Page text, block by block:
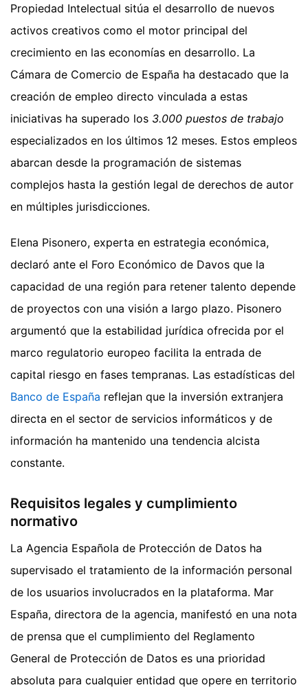
Propiedad Intelectual sitúa el desarrollo de nuevos
activos creativos como el motor principal del
crecimiento en las economías en desarrollo. La
Cámara de Comercio de España ha destacado que la
creación de empleo directo vinculada a estas
iniciativas ha superado los 3.000 puestos de trabajo
especializados en los últimos 12 meses. Estos empleos
abarcan desde la programación de sistemas
complejos hasta la gestión legal de derechos de autor
en múltiples jurisdicciones.
Elena Pisonero, experta en estrategia económica,
declaró ante el Foro Económico de Davos que la
capacidad de una región para retener talento depende
de proyectos con una visión a largo plazo. Pisonero
argumentó que la estabilidad jurídica ofrecida por el
marco regulatorio europeo facilita la entrada de
capital riesgo en fases tempranas. Las estadísticas del
Banco de España reflejan que la inversión extranjera
directa en el sector de servicios informáticos y de
información ha mantenido una tendencia alcista
constante.
Requisitos legales y cumplimiento
normativo
La Agencia Española de Protección de Datos ha
supervisado el tratamiento de la información personal
de los usuarios involucrados en la plataforma. Mar
España, directora de la agencia, manifestó en una nota
de prensa que el cumplimiento del Reglamento
General de Protección de Datos es una prioridad
absoluta para cualquier entidad que opere en territorio